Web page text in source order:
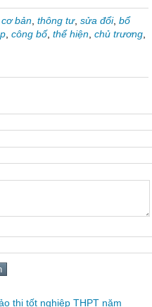
cơ bản thông tư, sửa đổi, bổ
công bố, thể hiện chủ trương
thi tốt nghiệp THPT năm